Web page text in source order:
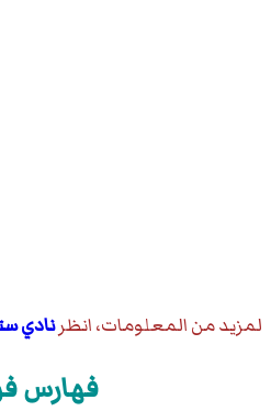
لمزيد من المعلومات، انظرنادي
فهارس